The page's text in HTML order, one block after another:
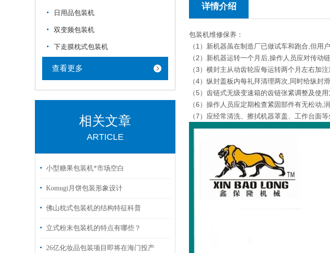
日用品包装机
双变频包装机
下走膜枕式包装机
查看更多
相关文章
ARTICLE
小型糖果包装机*市场空白
Komugi月饼包装形象设计
佛山枕式包装机的结构特征科普
立式粉末包装机的特点有哪些？
26亿化妆品包装项目即将在海门投产
详情介绍
包装机维修保养：
（1）新机器虽在制造厂已做试车和跑合,但用
（2）新机器运转一个月后,操作人员应对传动
（3）横封主从动齿轮应每运转两个月左右加注
（4）纵封盖板内每礼拜清理两次,同时给纵封
（5）齿链式无级变速箱的齿链张紧调整及使
（6）操作人员应定期检查紧固部件有无松动,
（7）应经常清洗、擦拭机器罩盖、工作台面等